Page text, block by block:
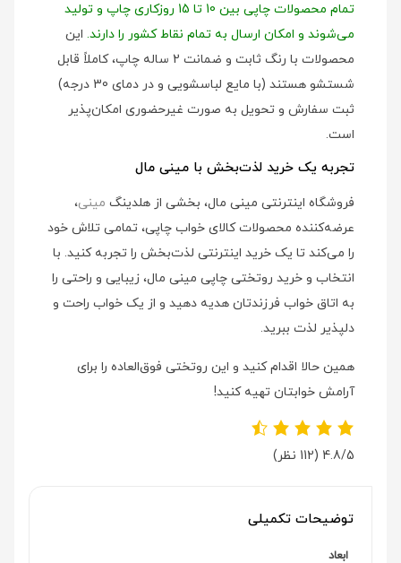
تمام محصولات چاپی بین 10 تا 15 روزکاری چاپ و تولید
می‌شوند و امکان ارسال به تمام نقاط کشور را دارند. این
محصولات با رنگ ثابت و ضمانت 2 ساله چاپ، کاملاً قابل
شستشو هستند (با مایع لباسشویی و در دمای 30 درجه)
ثبت سفارش و تحویل به صورت غیرحضوری امکان‌پذیر
است.
تجربه یک خرید لذت‌بخش با مینی مال
فروشگاه اینترنتی مینی مال، بخشی از هلدینگ مینی،
عرضه‌کننده محصولات کالای خواب چاپی، تمامی تلاش خود
را می‌کند تا یک خرید اینترنتی لذت‌بخش را تجربه کنید. با
انتخاب و خرید روتختی چاپی مینی مال، زیبایی و راحتی را
به اتاق خواب فرزندتان هدیه دهید و از یک خواب راحت و
دلپذیر لذت ببرید.
همین حالا اقدام کنید و این روتختی فوق‌العاده را برای
آرامش خوابتان تهیه کنید!
4.8/5 (112 نظر)
توضیحات تکمیلی
ابعاد